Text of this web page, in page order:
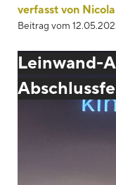
verfasst von
Beitrag vom
Leinwand-